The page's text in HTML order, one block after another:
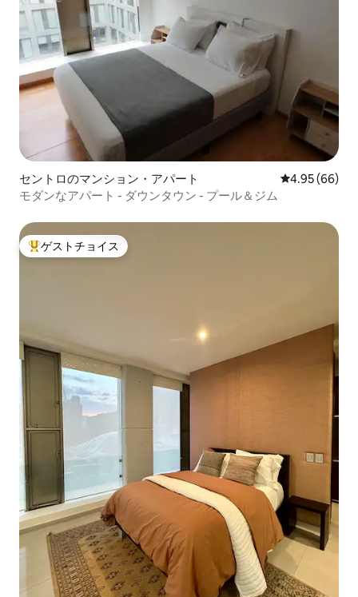
セントロのマンション・アパート レビュー66
4.95 (66)
モダンなアパート - ダウンタウン - プール＆ジム
大好評のゲストチョイスです。
ゲストチョイス